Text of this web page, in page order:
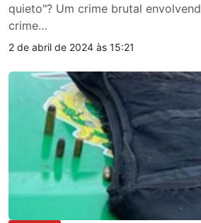
quieto"? Um crime brutal
crime…
2 de abril de 2024 às 15:21